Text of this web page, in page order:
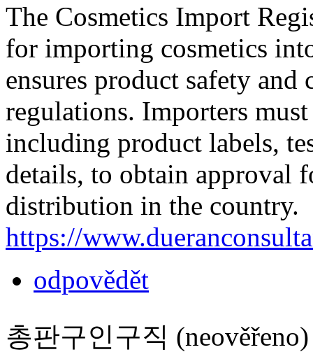
The Cosmetics Import
for importing cosmetics
ensures product safety
regulations. Importers
including product labels,
details, to obtain approval
distribution in the country.
https://
odpovědět
총판구인구직 (neověřeno)